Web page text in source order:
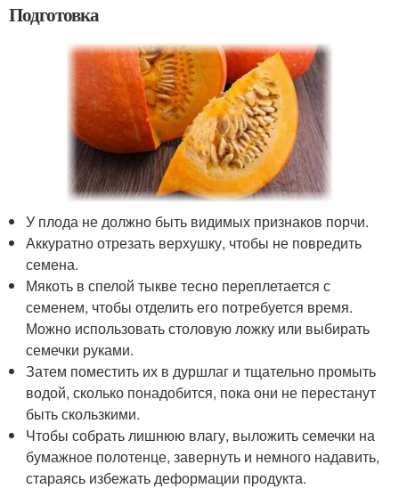
Подготовка
У плода не должно быть видимых признаков порчи.
Аккуратно отрезать верхушку, чтобы не повредить
семена.
Мякоть в спелой тыкве тесно переплетается с
семенем, чтобы отделить его потребуется время.
Можно использовать столовую ложку или выбирать
семечки руками.
Затем поместить их в дуршлаг и тщательно промыть
водой, сколько понадобится, пока они не перестанут
быть скользкими.
Чтобы собрать лишнюю влагу, выложить семечки на
бумажное полотенце, завернуть и немного надавить,
стараясь избежать деформации продукта.